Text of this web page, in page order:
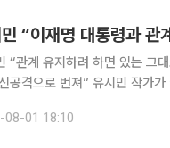
“이재명 대통령과 관
“관계 유지하려 하면 있는 그
민 작가가 이재명 대통령과의 인간적 유대보다 비평가로서 자신의 판단
는 상황에서도 비평 기조를 바
08-01 18:10